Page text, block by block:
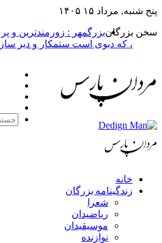
پنج شنبه, مرداد ۱۵ ۱۴۰۵
سخن بزرگانبزرگمهر : زورمندترین و
، که دیوی است ستمکار و دیر ساز
خانه
زندگینامه بزرگان
شعرا
ریاضیدان
موسیقیدان
نوازنده